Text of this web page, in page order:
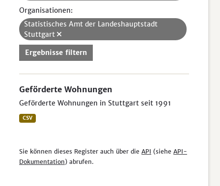
Organisationen:
Statistisches Amt der Landeshauptstadt
Stuttgart
Ergebnisse filtern
Geförderte Wohnungen
Geförderte Wohnungen in Stuttgart seit 1991
CSV
Sie können dieses Register auch über die API (siehe API-
Dokumentation) abrufen.